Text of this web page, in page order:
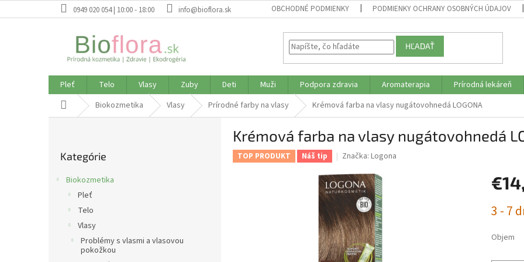
na
0949 020 054 | 10:00 - 18:00 info@bioflora.sk OBCHODNÉ PODMIENKY PODMIENKY OCHRANY OSOBNÝCH ÚDAJOV
HĽADAŤ
Pleť Telo Vlasy Zuby Deti Muži Podpora zdravia Aromaterapia Prírodná lekáreň
DomovBiokozmetika Vlasy Prírodné farby na vlasy Krémová farba na vlasy nugátovohnedá LOGONA
kategórie
Kategórie
Biokozmetika
Pleť
Telo
Vlasy
Problémy s vlasmi a vlasovou
pokožkou
Krémová farba na vlasy nugátovohnedá
TOP PRODUKT Náš tip Značka: Logona
cena:
3 - 7
Objem